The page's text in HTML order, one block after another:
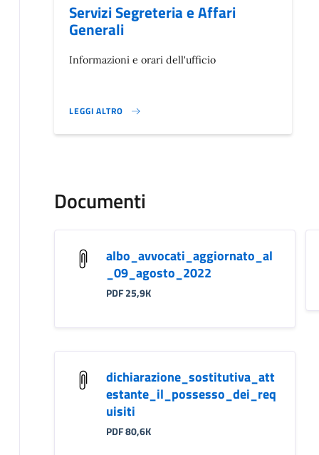
Servizi Segreteria e Affari
Generali
Informazioni e orari dell'ufficio
LEGGI ALTRO
}
Documenti
albo_avvocati_aggiornato_al
_09_agosto_2022
PDF 25,9K
dichiarazione_sostitutiva_att
estante_il_possesso_dei_req
uisiti
PDF 80,6K